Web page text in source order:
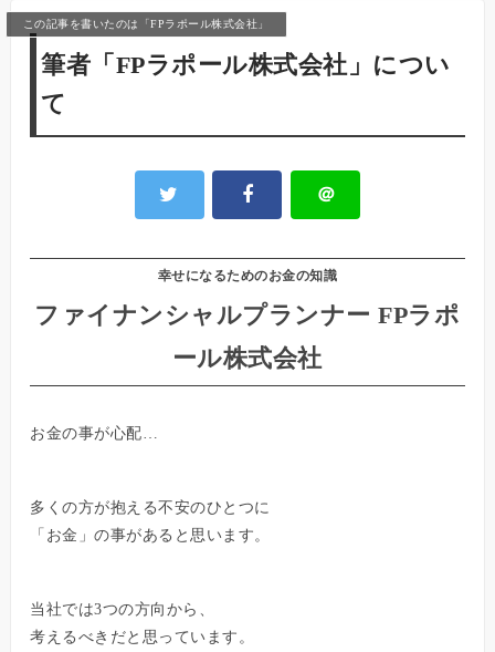
この記事を書いたのは「FPラポール株式会社」
筆者「FPラポール株式会社」につい
て
＠
幸せになるためのお金の知識
ファイナンシャルプランナー FPラポ
ール株式会社
お金の事が心配…
多くの方が抱える不安のひとつに
「お金」の事があると思います。
当社では3つの方向から、
考えるべきだと思っています。